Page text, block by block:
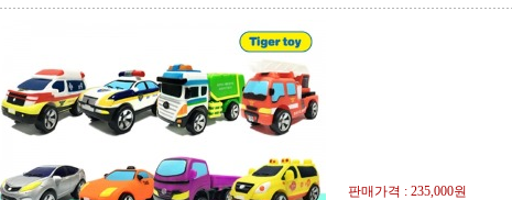
판매가격 : 235,000원